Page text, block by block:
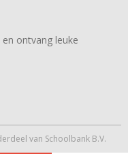
en ontvang leuke
van Schoolbank B.V.